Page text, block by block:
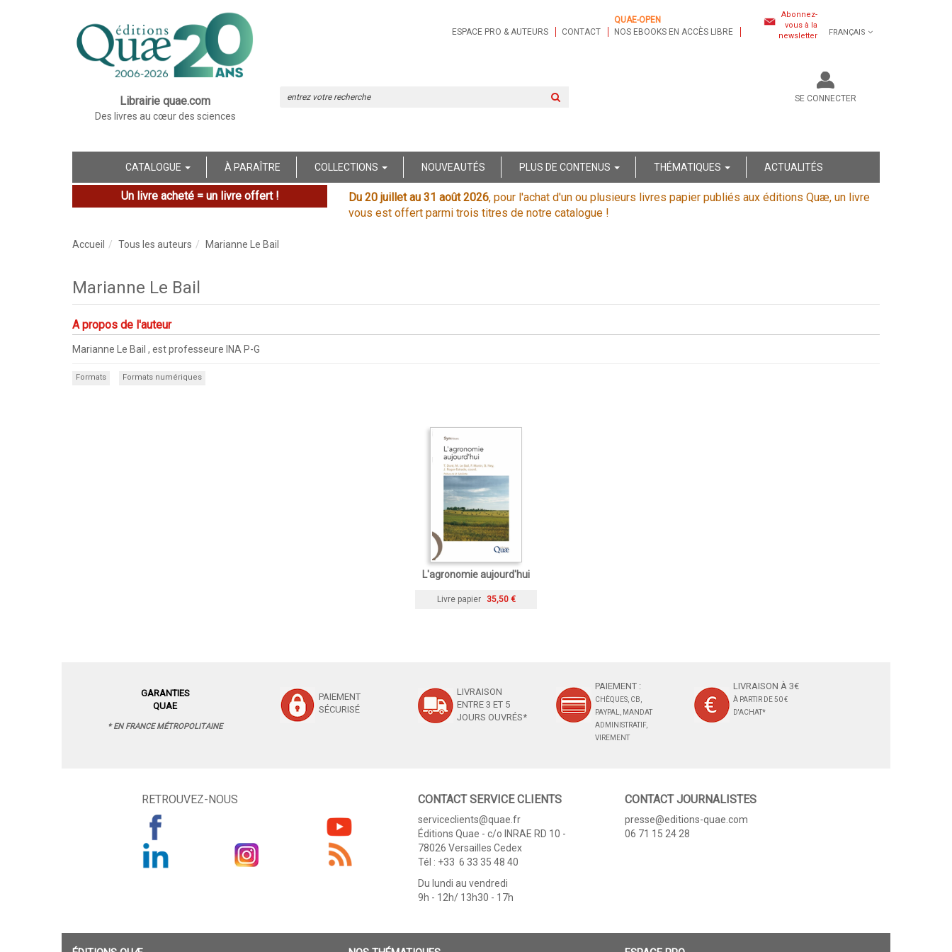
Librairie quae.com
Des livres au cœur des sciences
ESPACE PRO & AUTEURS CONTACT
QUAE-OPEN
NOS EBOOKS EN ACCÈS LIBRE
Abonnez-
vous à la
newsletter
FRANÇAIS
SE CONNECTER
CATALOGUE À PARAÎTRE COLLECTIONS NOUVEAUTÉS PLUS DE CONTENUS THÉMATIQUES ACTUALITÉS
Un livre acheté = un livre offert ! Du 20 juillet au 31 août 2026, pour l'achat d'un ou plusieurs livres papier publiés aux éditions Quæ, un livre
vous est offert parmi trois titres de notre catalogue !
Accueil Tous les auteurs Marianne Le Bail
Marianne Le Bail
A propos de l'auteur
Marianne Le Bail , est professeure INA P-G
Formats Formats numériques
L'agronomie aujourd'hui
Livre papier 35,50 €
GARANTIES
QUAE
* EN FRANCE MÉTROPOLITAINE
PAIEMENT
SÉCURISÉ
LIVRAISON
ENTRE 3 ET 5
JOURS OUVRÉS*
PAIEMENT :
CHÈQUES, CB,
PAYPAL, MANDAT
ADMINISTRATIF,
VIREMENT
LIVRAISON À 3€
À PARTIR DE 50 €
D'ACHAT*
RETROUVEZ-NOUS CONTACT SERVICE CLIENTS
serviceclients@quae.fr
Éditions Quae - c/o INRAE RD 10 -
78026 Versailles Cedex
Tél : +33 6 33 35 48 40
Du lundi au vendredi
9h - 12h/ 13h30 - 17h
CONTACT JOURNALISTES
presse@editions-quae.com
06 71 15 24 28